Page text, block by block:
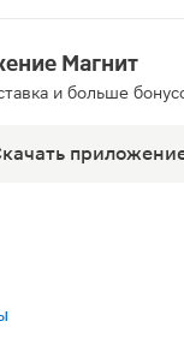
Магнит
и больше